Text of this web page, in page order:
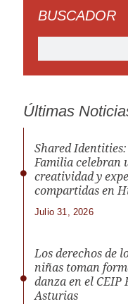
BUSCADOR
Últimas
Shared
Familia celebran
creatividad y
compartidas en
Julio 31, 2026
Los derechos de
niñas toman
danza en el CEIP
Asturias